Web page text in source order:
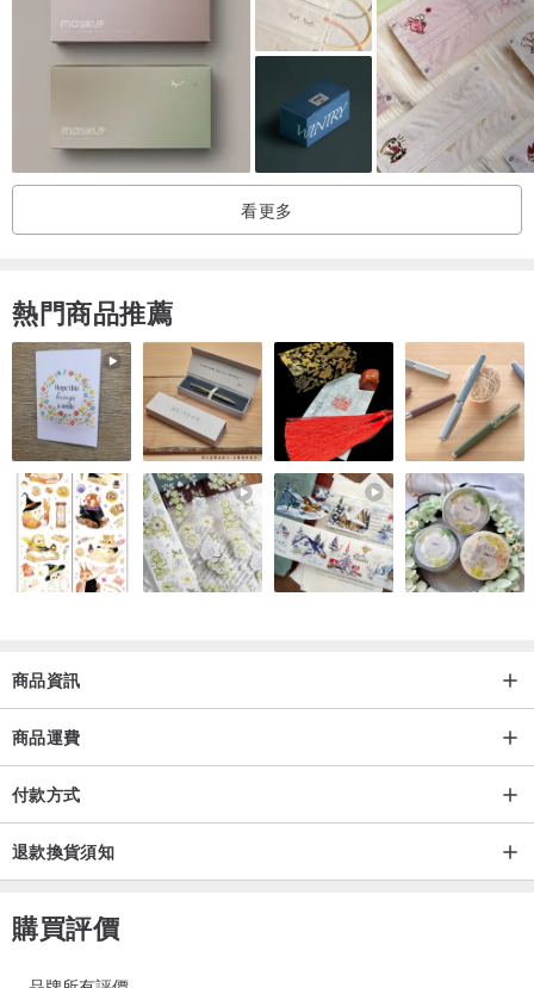
看更多
熱門商品推薦
商品資訊
商品運費
付款方式
退款換貨須知
購買評價